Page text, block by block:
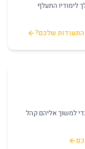
לימודיו התעלף
שלכם?
למשוך אליהם קהל